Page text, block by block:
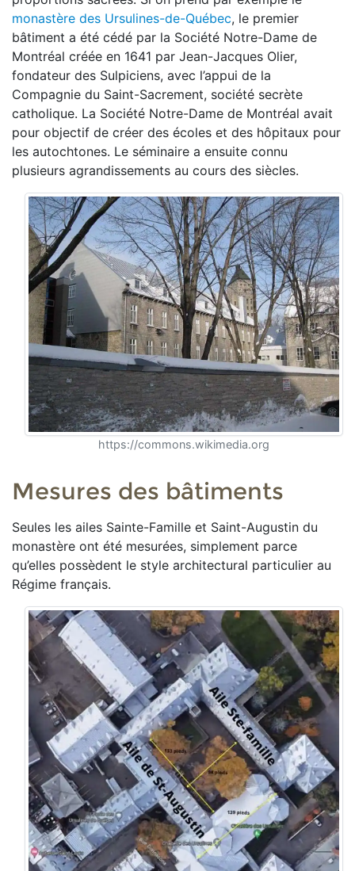
monastère des Ursulines-de-Québec, le premier
bâtiment a été cédé par la Société Notre-Dame de
Montréal créée en 1641 par Jean-Jacques Olier,
fondateur des Sulpiciens, avec l’appui de la
Compagnie du Saint-Sacrement, société secrète
catholique. La Société Notre-Dame de Montréal avait
pour objectif de créer des écoles et des hôpitaux pour
les autochtones. Le séminaire a ensuite connu
plusieurs agrandissements au cours des siècles.
https://commons.wikimedia.org
Mesures des bâtiments
Seules les ailes Sainte-Famille et Saint-Augustin du
monastère ont été mesurées, simplement parce
qu’elles possèdent le style architectural particulier au
Régime français.